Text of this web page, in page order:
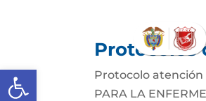
Abrir barra de herramientas
Protocolos
Protocolo atención
PARA LA